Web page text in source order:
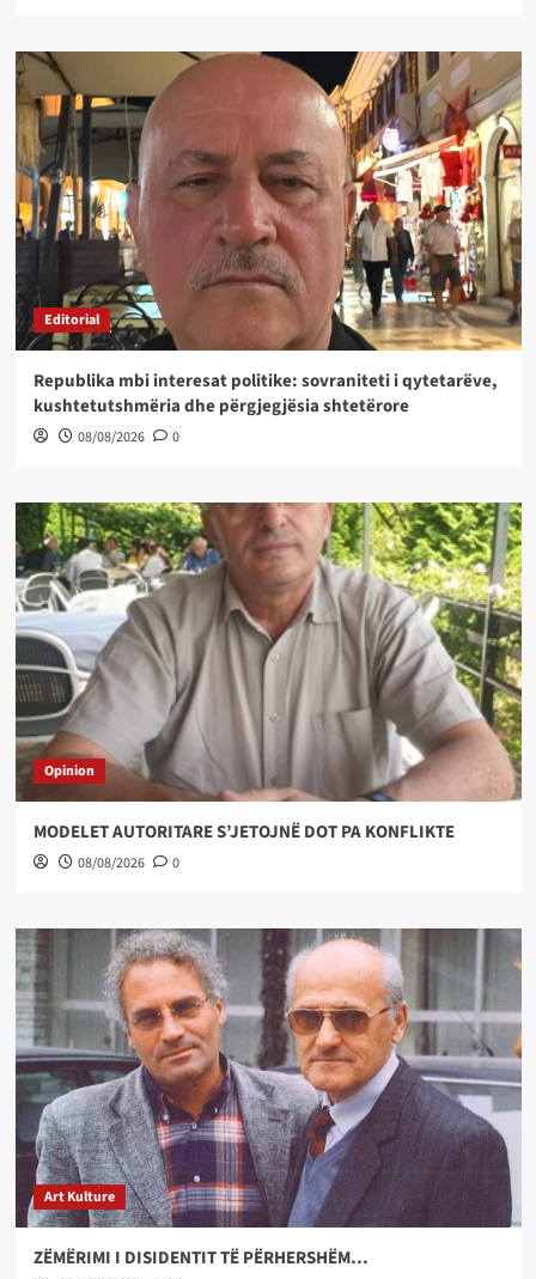
Editorial
Republika mbi interesat politike: sovraniteti i qytetarëve,
kushtetutshmëria dhe përgjegjësia shtetërore
08/08/2026 0
Opinion
MODELET AUTORITARE S’JETOJNË DOT PA KONFLIKTE
08/08/2026 0
Art Kulture
ZËMËRIMI I DISIDENTIT TË PËRHERSHËM…